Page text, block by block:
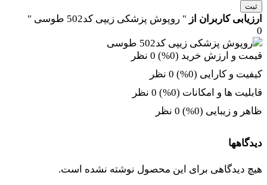
ثبت
ارزیابی کاربران از " روپوش پزشکی زیپی کد502 طوسی "
0
قیمت و ارزش خرید (0%)
0 نظر
کیفیت و کارایی (0%)
0 نظر
قابلیت ها و امکانات (0%)
0 نظر
ظاهر و زیبایی (0%)
0 نظر
دیدگاهها
هیچ دیدگاهی برای این محصول نوشته نشده است.